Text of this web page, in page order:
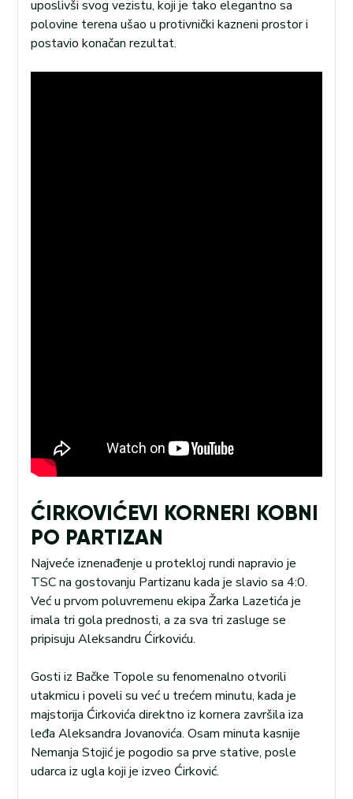
uposlivši svog vezistu, koji je tako elegantno sa
polovine terena ušao u protivnički kazneni prostor i
postavio konačan rezultat.
ĆIRKOVIĆEVI KORNERI KOBNI
PO PARTIZAN
Najveće iznenađenje u protekloj rundi napravio je
TSC na gostovanju Partizanu kada je slavio sa 4:0.
Već u prvom poluvremenu ekipa Žarka Lazetića je
imala tri gola prednosti, a za sva tri zasluge se
pripisuju Aleksandru Ćirkoviću.
Gosti iz Bačke Topole su fenomenalno otvorili
utakmicu i poveli su već u trećem minutu, kada je
majstorija Ćirkovića direktno iz kornera završila iza
leđa Aleksandra Jovanovića. Osam minuta kasnije
Nemanja Stojić je pogodio sa prve stative, posle
udarca iz ugla koji je izveo Ćirković.